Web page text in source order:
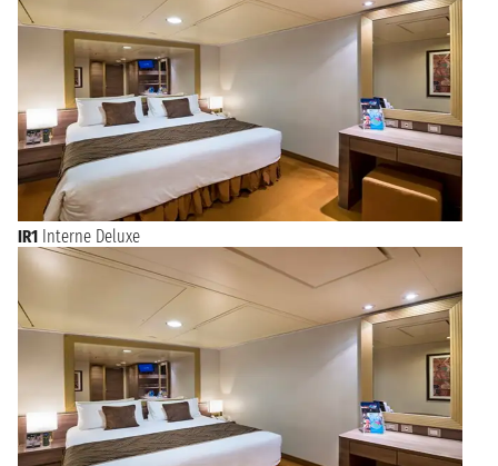
IR1 Interne Deluxe